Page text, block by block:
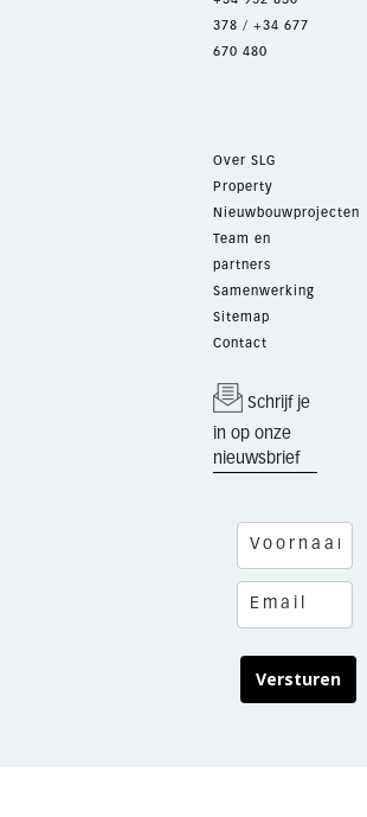
378 / +34 677
670 480
Over SLG
Property
Nieuwbouwprojecten
Team en
partners
Samenwerking
Sitemap
Contact
Schrijf je
in op onze
nieuwsbrief
Versturen